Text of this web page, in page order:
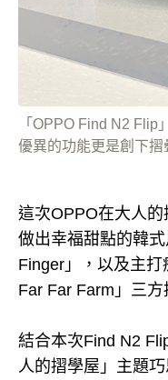
「OPPO Find N2 Flip
優異的功能更是創下摺
這次OPPO在大人的
做出幸福甜點的韓
Finger」，以及主
Far Far Farm」三方
結合本次Find N2
人的摺學屋」主題